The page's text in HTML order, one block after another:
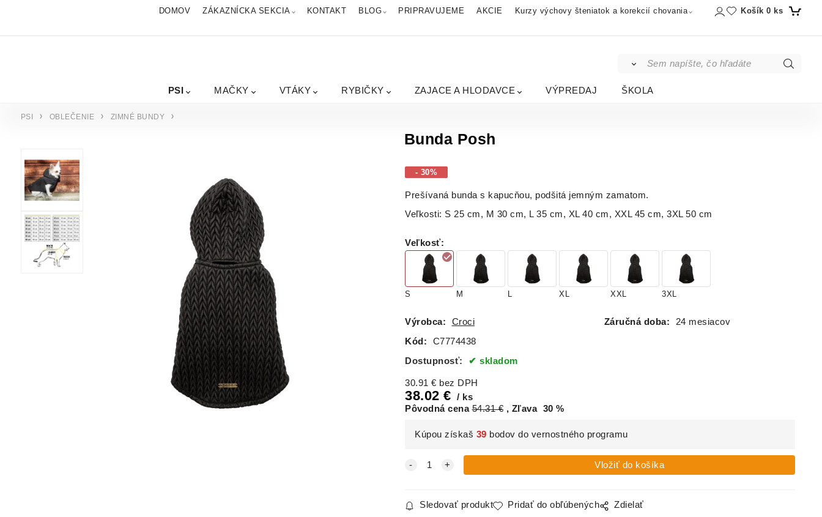
DOMOV ZÁKAZNÍCKA SEKCIA KONTAKT BLOG PRIPRAVUJEME AKCIE Kurzy výchovy šteniatok a korekcií chovania Košík 0 ks
PSI MAČKY VTÁKY RYBIČKY ZAJACE A HLODAVCE VÝPREDAJ ŠKOLA
PSI OBLEČENIE ZIMNÉ BUNDY
Bunda Posh
- 30%
Prešívaná bunda s kapucňou, podšitá jemným zamatom.
Veľkosti: S 25 cm, M 30 cm, L 35 cm, XL 40 cm, XXL 45 cm, 3XL 50 cm
Veľkosť:
S M XL XXL 3XL
Výrobca: Croci Záručná doba:
24 mesiacov
Kód:
C7774438
Dostupnosť:
skladom
30.91 € bez DPH
38.02 €
ks
Pôvodná cena 54.31€ Zľava 30 %
Kúpou získaš 39 bodov do vernostného programu
Sledovať produkt Pridať do obľúbených Zdielať